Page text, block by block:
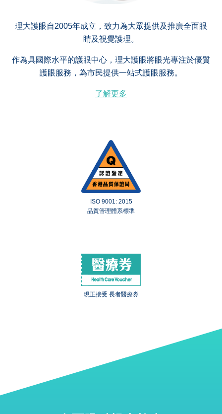
理大護眼自2005年成立，致力為大眾提供及推廣全面眼
睛及視覺護理。
作為具國際水平的護眼中心，理大護眼將眼光專注於優質
護眼服務，為市民提供一站式護眼服務。
了解更多
ISO 9001: 2015
品質管理體系標準
現正接受 長者醫療券